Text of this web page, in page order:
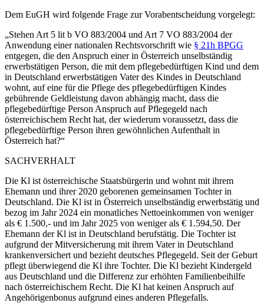
Dem EuGH wird folgende Frage zur Vorabentscheidung vorgelegt:
„Stehen Art 5 lit b VO 883/2004 und Art 7 VO 883/2004 der
Anwendung einer nationalen Rechtsvorschrift wie § 21h BPGG
entgegen, die den Anspruch einer in Österreich unselbständig
erwerbstätigen Person, die mit dem pflegebedürftigen Kind und dem
in Deutschland erwerbstätigen Vater des Kindes in Deutschland
wohnt, auf eine für die Pflege des pflegebedürftigen Kindes
gebührende Geldleistung davon abhängig macht, dass die
pflegebedürftige Person Anspruch auf Pflegegeld nach
österreichischem Recht hat, der wiederum voraussetzt, dass die
pflegebedürftige Person ihren gewöhnlichen Aufenthalt in
Österreich hat?“
SACHVERHALT
Die Kl ist österreichische Staatsbürgerin und wohnt mit ihrem
Ehemann und ihrer 2020 geborenen gemeinsamen Tochter in
Deutschland. Die Kl ist in Österreich unselbständig erwerbstätig und
bezog im Jahr 2024 ein monatliches Nettoeinkommen von weniger
als € 1.500,- und im Jahr 2025 von weniger als € 1.594,50. Der
Ehemann der Kl ist in Deutschland berufstätig. Die Tochter ist
aufgrund der Mitversicherung mit ihrem Vater in Deutschland
krankenversichert und bezieht deutsches Pflegegeld. Seit der Geburt
pflegt überwiegend die Kl ihre Tochter. Die Kl bezieht Kindergeld
aus Deutschland und die Differenz zur erhöhten Familienbeihilfe
nach österreichischem Recht. Die Kl hat keinen Anspruch auf
Angehörigenbonus aufgrund eines anderen Pflegefalls.